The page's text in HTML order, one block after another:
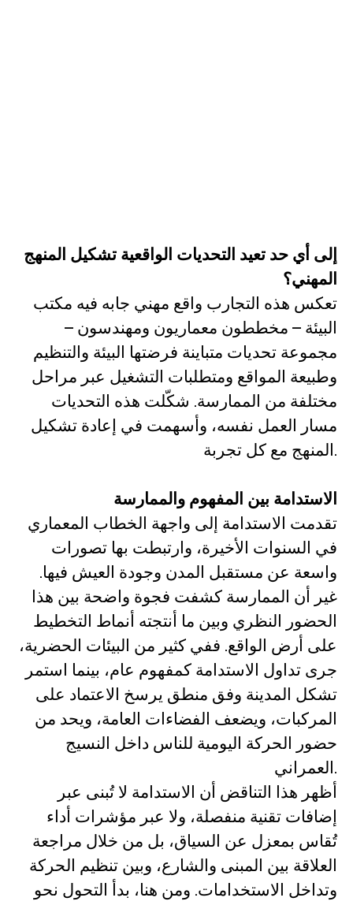
إلى أي حد تعيد التحديات الواقعية تشكيل المنهج
المهني؟
تعكس هذه التجارب واقع مهني جابه فيه مكتب
البيئة – مخططون معماريون ومهندسون –
مجموعة تحديات متباينة فرضتها البيئة والتنظيم
وطبيعة المواقع ومتطلبات التشغيل عبر مراحل
مختلفة من الممارسة. شكّلت هذه التحديات
مسار العمل نفسه، وأسهمت في إعادة تشكيل
المنهج مع كل تجربة.
الاستدامة بين المفهوم والممارسة
تقدمت الاستدامة إلى واجهة الخطاب المعماري
في السنوات الأخيرة، وارتبطت بها تصورات
واسعة عن مستقبل المدن وجودة العيش فيها.
غير أن الممارسة كشفت فجوة واضحة بين هذا
الحضور النظري وبين ما أنتجته أنماط التخطيط
على أرض الواقع. ففي كثير من البيئات الحضرية،
جرى تداول الاستدامة كمفهوم عام، بينما استمر
تشكل المدينة وفق منطق يرسخ الاعتماد على
المركبات، ويضعف الفضاءات العامة، ويحد من
حضور الحركة اليومية للناس داخل النسيج
العمراني.
أظهر هذا التناقض أن الاستدامة لا تُبنى عبر
إضافات تقنية منفصلة، ولا عبر مؤشرات أداء
تُقاس بمعزل عن السياق، بل من خلال مراجعة
العلاقة بين المبنى والشارع، وبين تنظيم الحركة
وتداخل الاستخدامات. ومن هنا، بدأ التحول نحو